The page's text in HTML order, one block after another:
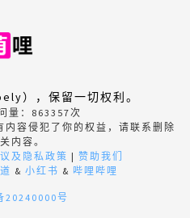
），保留一切权利。
量： 863357次
容侵犯了你的权益，请联系删除
内容。
及隐私政策 | 赞助我们
& 小红书 & 哔哩哔哩
20240000号